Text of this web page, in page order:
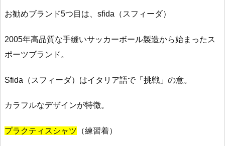
お勧めブランド5つ目は、sfida（スフィーダ）
2005年高品質な手縫いサッカーボール製造から始まったス
ポーツブランド。
Sfida（スフィーダ）はイタリア語で「挑戦」の意。
カラフルなデザインが特徴。
プラクティスシャツ （練習着）